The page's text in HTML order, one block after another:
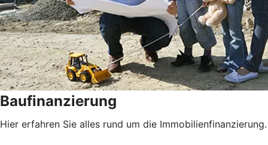
Baufinanzierung
Hier erfahren Sie alles rund um die Immobilienfinanzierung.